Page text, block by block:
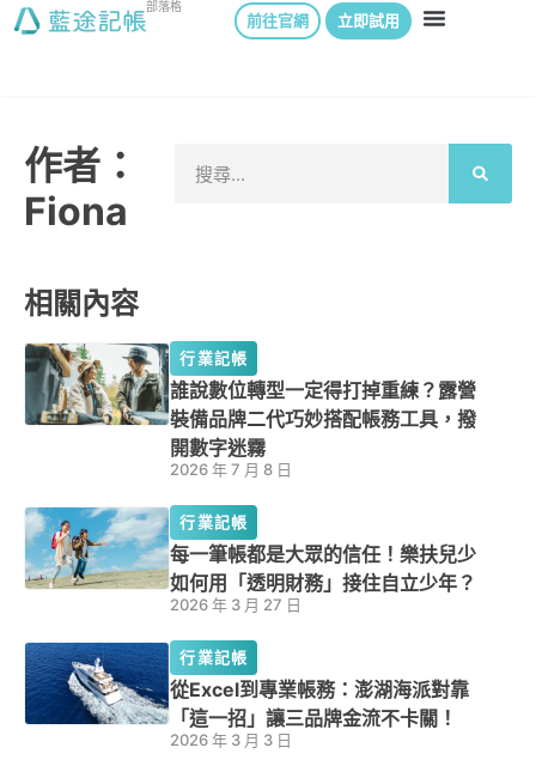
部落格
前往官網 立即試用
作者：
Fiona
相關內容
行業記帳
誰說數位轉型一定得打掉重練？露營
裝備品牌二代巧妙搭配帳務工具，撥
開數字迷霧
2026 年 7 月 8 日
行業記帳
每一筆帳都是大眾的信任！樂扶兒少
如何用「透明財務」接住自立少年？
2026 年 3 月 27 日
行業記帳
從Excel到專業帳務：澎湖海派對靠
「這一招」讓三品牌金流不卡關！
2026 年 3 月 3 日